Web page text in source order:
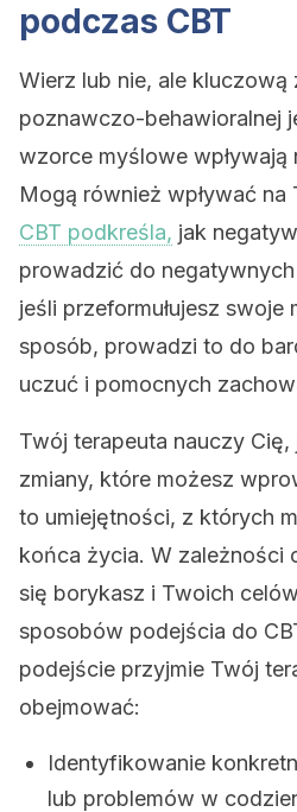
podczas CBT
Wierz lub nie, ale kluczową
poznawczo-behawioralnej
wzorce myślowe wpływają
Mogą również wpływać na
CBT podkreśla, jak
prowadzić do negatywnych
jeśli przeformułujesz
sposób, prowadzi to do
uczuć i pomocnych
Twój terapeuta nauczy
zmiany, które możesz
to umiejętności, z których
końca życia. W zależności
się borykasz i Twoich
sposobów podejścia do
podejście przyjmie Twój
obejmować:
Identyfikowanie
lub problemów w